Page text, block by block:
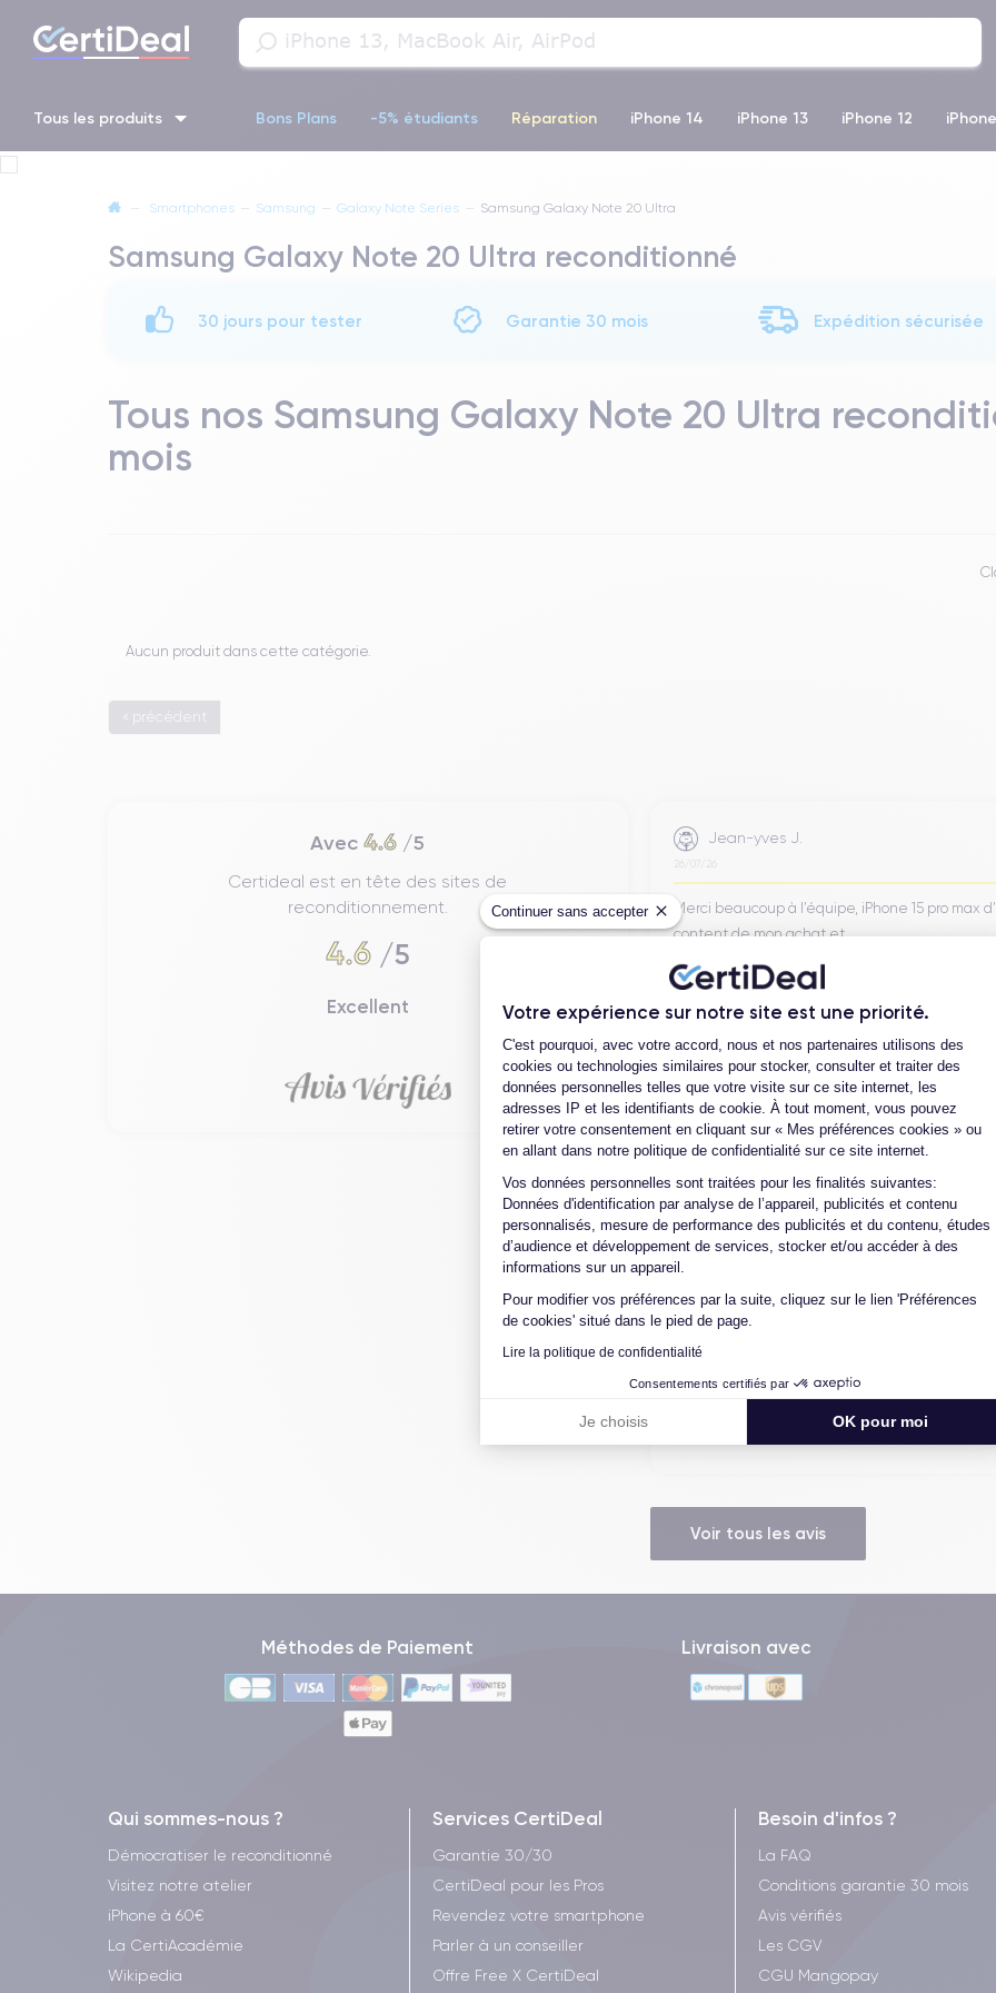
Continuer sans accepter
Votre expérience sur notre site est une priorité.
Plateforme de Gestion du
C'est pourquoi, avec votre accord, nous et nos partenaires utilisons des
cookies ou technologies similaires pour stocker, consulter et traiter des
données personnelles telles que votre visite sur ce site internet, les
adresses IP et les identifiants de cookie. À tout moment, vous pouvez
retirer votre consentement en cliquant sur « Mes préférences cookies » ou
en allant dans notre politique de confidentialité sur ce site internet.
Vos données personnelles sont traitées pour les finalités suivantes:
Données d'identification par analyse de l’appareil, publicités et contenu
personnalisés, mesure de performance des publicités et du contenu, études
d’audience et développement de services, stocker et/ou accéder à des
informations sur un appareil.
Pour modifier vos préférences par la suite, cliquez sur le lien 'Préférences
de cookies' situé dans le pied de page.
Lire la politique de confidentialité
Consentements certifiés par
Je choisis OK pour moi
Axeptio consent
Tous les produits Bons Plans -5% étudiants Réparation iPhone 14 iPhone 13 iPhone 12
iPhone 11 Pro iPhone 14 pro
Smartphones — Samsung Galaxy Note Series — Samsung Galaxy Note 20 Ultra
Samsung Galaxy Note 20 Ultra reconditionné
30 jours pour tester Garantie 30 mois Expédition sécurisée
Tous nos Samsung Galaxy Note 20 Ultra
mois
Aucun produit dans cette catégorie.
« précédent
Avec4.6 /5
Certideal est en tête des sites de
reconditionnement.
4.6/5
Excellent
Jean-yves J.
26/07/26
Merci beaucoup à l’équipe, iPhone 15 pro
content de mon achat et ...
Henri D.
12/07/26
Bonne expérience
Ambroise V.
10/07/26
Franchement super content ! J'ai acheté mon
batterie a été changée ...
09/07/26
Très bien, service impeccable, satisfait de
Voir tous les avis
Méthodes de Paiement Livraison avec
Qui sommes-nous ?
Démocratiser le reconditionné
Visitez notre atelier
iPhone à 60€
La CertiAcadémie
Wikipedia
Services CertiDeal
Garantie 30/30
CertiDeal pour les Pros
Revendez votre smartphone
Parler à un conseiller
Offre Free X CertiDeal
Besoin d'infos ?
La FAQ
Conditions garantie 30 mois
Avis vérifiés
Les CGV
CGU Mangopay